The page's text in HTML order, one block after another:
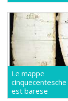
Le mappe
est barese